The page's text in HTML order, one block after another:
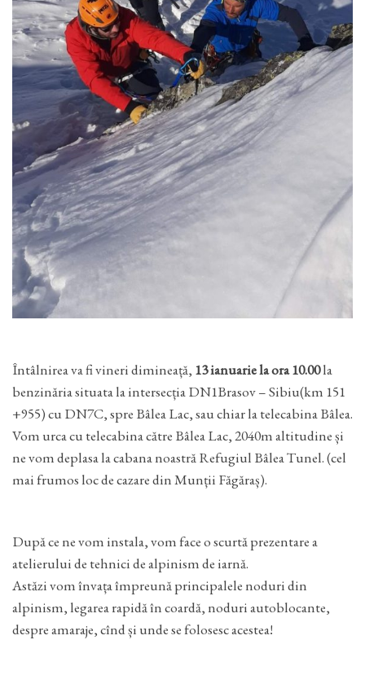
Întâlnirea va fi vineri dimineață, 13 ianuarie la ora 10.00la
benzinăria situata la intersecția DN1Brasov – Sibiu(km 151
+955) cu DN7C, spre Bâlea Lac, sau chiar la telecabina Bâlea.
Vom urca cu telecabina către Bâlea Lac, 2040m altitudine și
ne vom deplasa la cabana noastră Refugiul Bâlea Tunel. (cel
mai frumos loc de cazare din Munții Făgăraș).
După ce ne vom instala, vom face o scurtă prezentare a
atelierului de tehnici de alpinism de iarnă.
Astăzi vom învața împreună principalele noduri din
alpinism, legarea rapidă în coardă, noduri autoblocante,
despre amaraje, cînd și unde se folosesc acestea!